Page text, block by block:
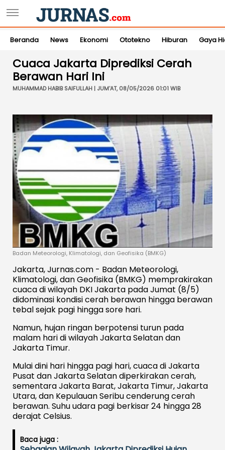
Beranda News Ekonomi Ototekno Hiburan Gaya
Cuaca Jakarta Diprediksi Cerah
Berawan Hari Ini
MUHAMMAD HABIB SAIFULLAH | JUM'AT, 08/05/2026 01:01 WIB
Badan Meteorologi, Klimatologi, dan Geofisika (BMKG)
Jakarta, Jurnas.com - Badan Meteorologi,
Klimatologi, dan Geofisika (BMKG) memprakirakan
cuaca di wilayah DKI Jakarta pada Jumat (8/5)
didominasi kondisi cerah berawan hingga berawan
tebal sejak pagi hingga sore hari.
Namun, hujan ringan berpotensi turun pada
malam hari di wilayah Jakarta Selatan dan
Jakarta Timur.
Mulai dini hari hingga pagi hari, cuaca di Jakarta
Pusat dan Jakarta Selatan diperkirakan cerah,
sementara Jakarta Barat, Jakarta Timur, Jakarta
Utara, dan Kepulauan Seribu cenderung cerah
berawan. Suhu udara pagi berkisar 24 hingga 28
derajat Celsius.
Baca juga :